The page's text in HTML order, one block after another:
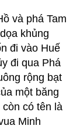
và phá Tam
khủng
đi vào Huế
đi qua Phá
rộng bạt
một băng
có tên là
Minh